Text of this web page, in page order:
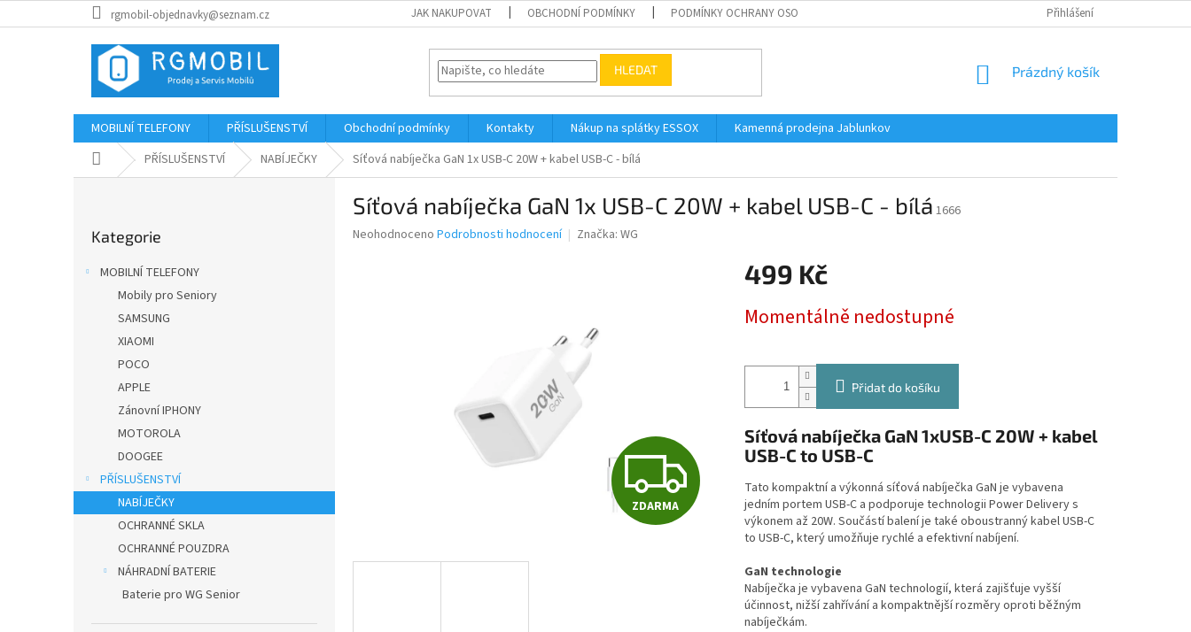
na
rgmobil-objednavky@seznam.cz JAK NAKUPOVAT OBCHODNÍ PODMÍNKY PODMÍNKY OCHRANY OSOBNÍCH ÚDAJŮ Přihlášení
HLEDAT
NÁKUPNÍ
Prázdný košík
MOBILNÍ TELEFONY PŘÍSLUŠENSTVÍ Obchodní podmínky Kontakty Nákup na splátky ESSOX
Kamenná prodejna Jablunkov
Domů PŘÍSLUŠENSTVÍ NABÍJEČKY Síťová nabíječka GaN 1x USB-C 20W + kabel USB-C - bílá
kategorie
Kategorie
MOBILNÍ TELEFONY
Mobily pro Seniory
SAMSUNG
XIAOMI
POCO
APPLE
Zánovní IPHONY
MOTOROLA
DOOGEE
PŘÍSLUŠENSTVÍ
NABÍJEČKY
OCHRANNÉ SKLA
OCHRANNÉ POUZDRA
NÁHRADNÍ BATERIE
Baterie pro WG Senior
Síťová nabíječka GaN 1x USB-C 20W + kabel USB-C - bílá 1666
Průměrné
Neohodnoceno Podrobnosti hodnocení Značka: WG
Z
D
ZDARMA
499 Kč
cena:
Momentálně nedostupné
Přidat do košíku
Síťová nabíječka GaN 1xUSB-C 20W + kabel
USB-C to USB-C
Tato kompaktní a výkonná síťová nabíječka GaN je vybavena
jedním portem USB-C a podporuje technologii Power Delivery s
výkonem až 20W. Součástí balení je také oboustranný kabel USB-C
to USB-C, který umožňuje rychlé a efektivní nabíjení.
GaN technologie
Nabíječka je vybavena GaN technologií, která zajišťuje vyšší
účinnost, nižší zahřívání a kompaktnější rozměry oproti běžným
nabíječkám.